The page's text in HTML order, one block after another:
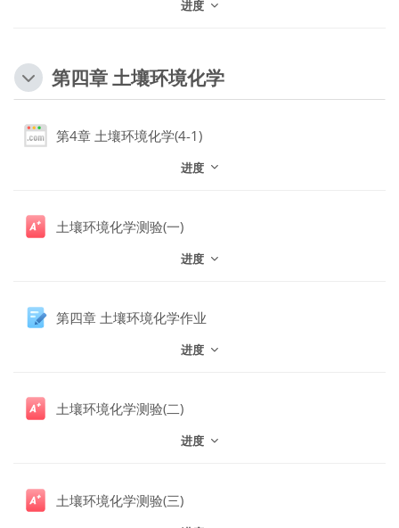
进度
第四章 土壤环境化学
第4章 土壤环境化学(4-1)网页地址
进度
土壤环境化学测验(一)
进度
第四章 土壤环境化学作业
进度
土壤环境化学测验(二)
进度
土壤环境化学测验(三)